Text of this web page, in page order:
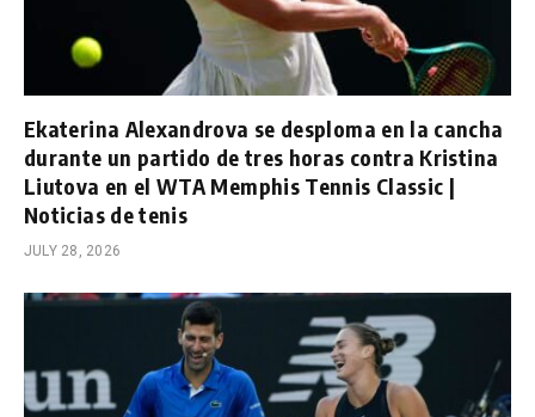
Ekaterina Alexandrova se desploma en la cancha
durante un partido de tres horas contra Kristina
Liutova en el WTA Memphis Tennis Classic |
Noticias de tenis
JULY 28, 2026